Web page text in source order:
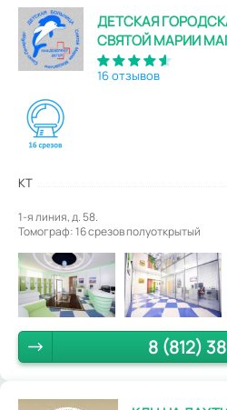
ДЕТСКАЯ
СВЯТОЙ МАРИИ
16 отзывов
КТ
1-я линия, д. 58.
Томограф: 16 срезов полуоткрытый
8 (812)